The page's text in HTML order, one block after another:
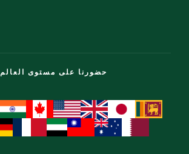
حضورنا على مستوى العالم